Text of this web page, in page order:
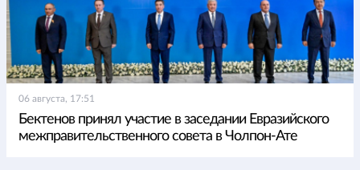
06 августа, 17:51
Бектенов принял участие в заседании Евразийского
межправительственного совета в Чолпон-Ате